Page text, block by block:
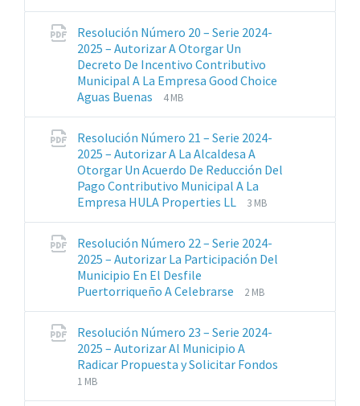
pdf
archive:
Resolución Número 20 – Serie 2024-
2025 – Autorizar A Otorgar Un
Decreto De Incentivo Contributivo
Municipal A La Empresa Good Choice
Aguas Buenas
Extensiones
pdf
Tamaño
4 MB
Resolución Número 21 – Serie 2024-
2025 – Autorizar A La Alcaldesa A
Otorgar Un Acuerdo De Reducción Del
Pago Contributivo Municipal A La
Empresa HULA Properties LL
Extensiones
pdf
Tamaño
3 MB
Resolución Número 22 – Serie 2024-
2025 – Autorizar La Participación Del
Municipio En El Desfile
Puertorriqueño A Celebrarse
Extensiones
pdf
Tamaño
2 MB
Resolución Número 23 – Serie 2024-
2025 – Autorizar Al Municipio A
Radicar Propuesta y Solicitar Fondos
Extensiones
Tamaño
1 MB